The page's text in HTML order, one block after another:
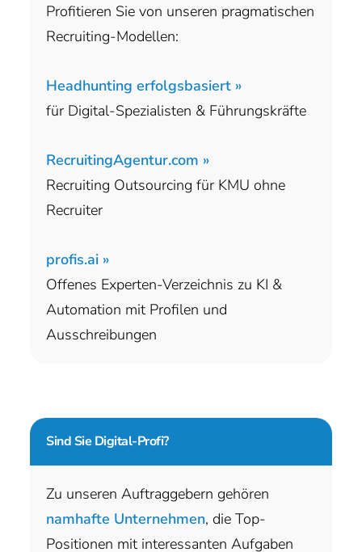
Profitieren Sie von unseren pragmatischen
Recruiting-Modellen:
Headhunting erfolgsbasiert »
für Digital-Spezialisten & Führungskräfte
RecruitingAgentur.com »
Recruiting Outsourcing für KMU ohne
Recruiter
profis.ai »
Offenes Experten-Verzeichnis zu KI &
Automation mit Profilen und
Ausschreibungen
Sind Sie Digital-Profi?
Zu unseren Auftraggebern gehören
namhafte Unternehmen, die Top-
Positionen mit interessanten Aufgaben